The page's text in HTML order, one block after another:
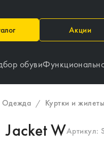
Акции
обуви
Одежда / Куртки и жилеты
Jacket WАртикул: